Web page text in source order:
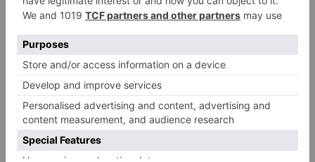
podrá disponer de ello.
euros creación fondo documental
aguirre